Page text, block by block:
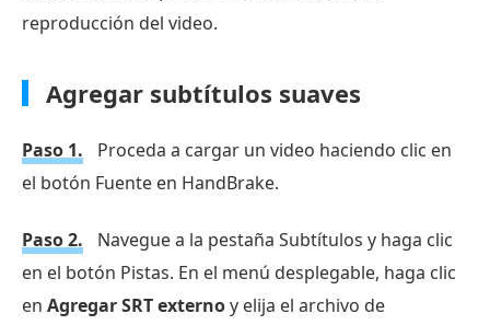
reproducción del video.
Agregar subtítulos suaves
Paso 1.
Proceda a cargar un video haciendo clic en
el botón Fuente en HandBrake.
Paso 2.
Navegue a la pestaña Subtítulos y haga clic
en el botón Pistas. En el menú desplegable, haga clic
en Agregar SRT externoy elija el archivo de